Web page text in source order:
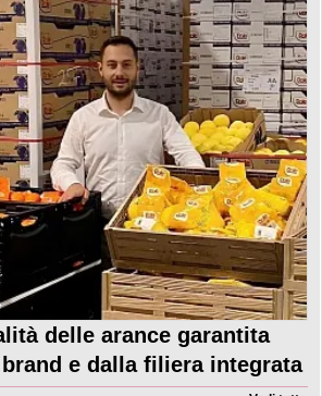
delle arance garantita
e dalla filiera integrata